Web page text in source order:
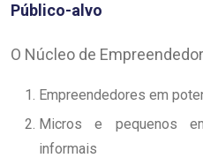
Público-alvo
O Núcleo de
Empreendedores em
Micros e pequenos
informais